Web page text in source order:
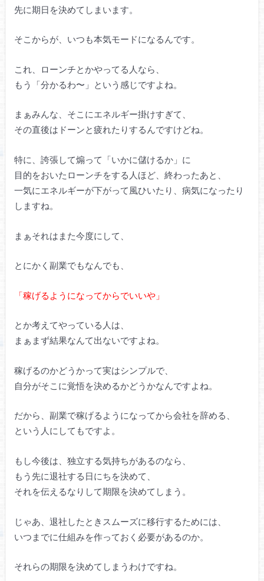
先に期日を決めてしまいます。
そこからが、いつも本気モードになるんです。
これ、ローンチとかやってる人なら、
もう「分かるわ〜」という感じですよね。
まぁみんな、そこにエネルギー掛けすぎて、
その直後はドーンと疲れたりするんですけどね。
特に、誇張して煽って「いかに儲けるか」に
目的をおいたローンチをする人ほど、終わったあと、
一気にエネルギーが下がって風ひいたり、病気になったり
しますね。
まぁそれはまた今度にして、
とにかく副業でもなんでも、
「稼げるようになってからでいいや」
とか考えてやっている人は、
まぁまず結果なんて出ないですよね。
稼げるのかどうかって実はシンプルで、
自分がそこに覚悟を決めるかどうかなんですよね。
だから、副業で稼げるようになってから会社を辞める、
という人にしてもですよ。
もし今後は、独立する気持ちがあるのなら、
もう先に退社する日にちを決めて、
それを伝えるなりして期限を決めてしまう。
じゃあ、退社したときスムーズに移行するためには、
いつまでに仕組みを作っておく必要があるのか。
それらの期限を決めてしまうわけですね。